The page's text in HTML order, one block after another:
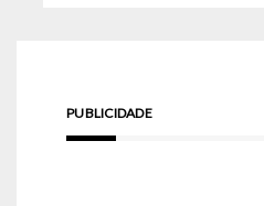
PUBLICIDADE